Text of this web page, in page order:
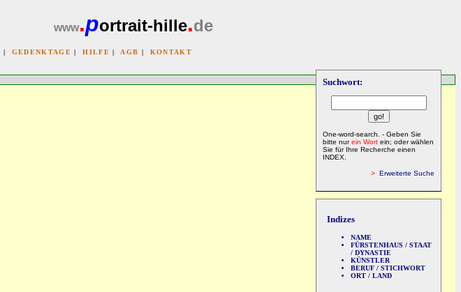
www.portrait-hille.de
| GEDENKTAGE |HILFE | AGB | KONTAKT
Suchwort:
One-word-search. - Geben Sie
bitte nurein Wort ein; oder wählen
Sie für Ihre Recherche einen
INDEX.
> Erweiterte Suche
Indizes
NAME
FÜRSTENHAUS / STAAT
/ DYNASTIE
KÜNSTLER
BERUF / STICHWORT
ORT / LAND